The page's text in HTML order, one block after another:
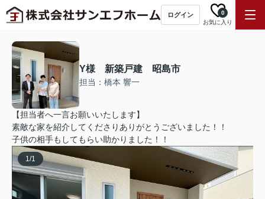
ログイン
お気に入り
0
Y様 新築戸建 昭島市
担当：橋本 響一
【担当者へ一言お願いいたします】
素敵な家を紹介してくださりありがとうございました！！
子供の相手もしてもらい助かりました！！
1/1